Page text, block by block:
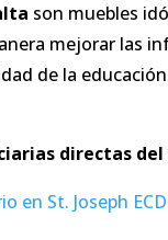
son muebles
mejorar las
de la
directas
en St. Joseph